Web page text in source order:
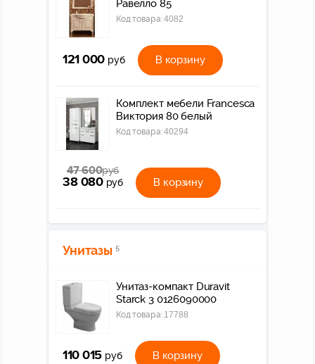
Равелло 85
Код товара:4082
121 000 руб В корзину
Комплект мебели Francesca
Виктория 80 белый
Код товара:40294
47 600руб
38 080 руб В корзину
Унитазы 5
Унитаз-компакт Duravit
Starck 3 0126090000
Код товара: 17788
110 015 руб В корзину